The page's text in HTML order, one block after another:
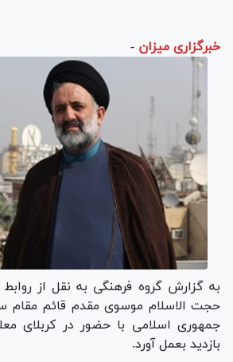
خبرگزاری میزان -
به گزارش گروه فرهنگی به نقل از
حجت الاسلام موسوی مقدم قائم مقام
جمهوری اسلامی با حضور در کربلای
بازدید بعمل آورد.